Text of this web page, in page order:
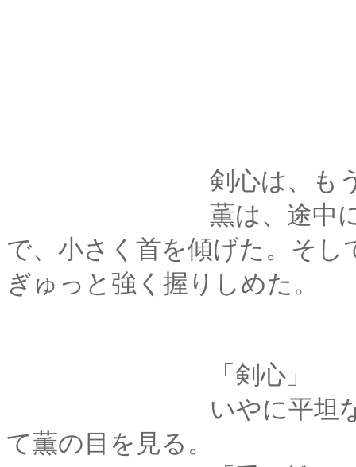
剣心は、もう一度「
薫は、途中になって
で、小さく首を傾げた。そ
ぎゅっと強く握りしめた。
「剣心」
いやに平坦な声で呼
て薫の目を見る。